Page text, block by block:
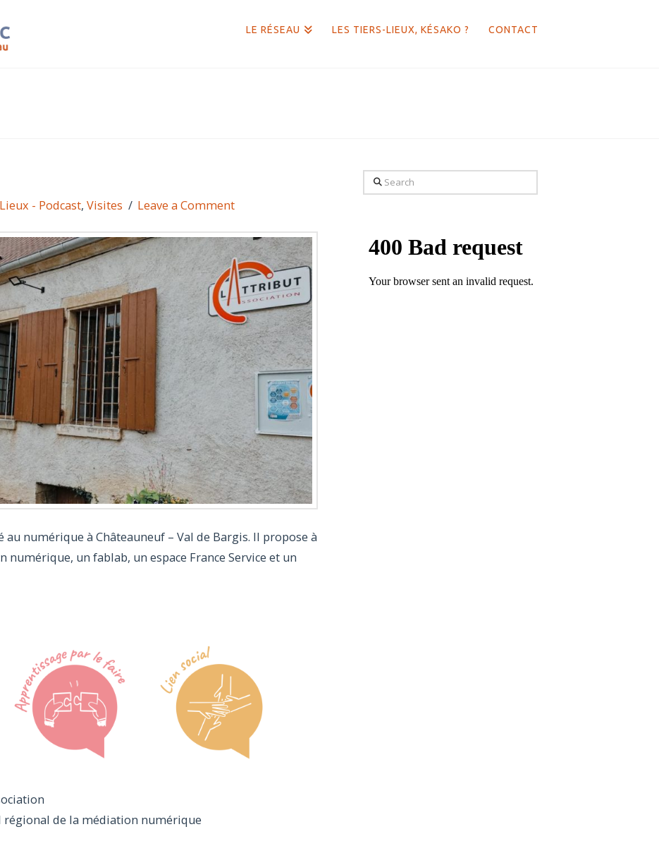
LE RÉSEAU LES TIERS-LIEUX, KÉSAKO ? CONTACT
Lieux - Podcast,Visites Leave a Comment
numérique à Châteauneuf – Val de Bargis. Il propose à
un fablab, un espace France Service et un
régional de la médiation numérique
Search